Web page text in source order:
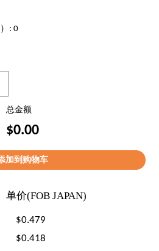
: 0
总金额
$0.00
单价(FOB JAPAN)
$0.479
$0.418